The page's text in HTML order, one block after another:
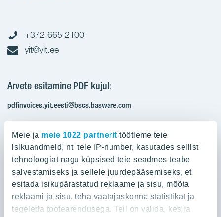
Meie ja meie 1022 partnerit töötleme teie
isikuandmeid, nt. teie IP-number, kasutades sellist
tehnoloogiat nagu küpsised teie seadmes teabe
salvestamiseks ja sellele juurdepääsemiseks, et
esitada isikupärastatud reklaame ja sisu, mõõta
reklaami ja sisu, teha vaatajaskonna statistikat ja
tegeleda tootearendusega. Teil on valida, kes ja
+372 665 2100
yit@yit.ee
Arvete esitamine PDF kujul:
pdfinvoices.yit.eesti@bscs.basware.com
KMKR: EE100210897
Ettevõttest
Ettevõttest
YIT Group